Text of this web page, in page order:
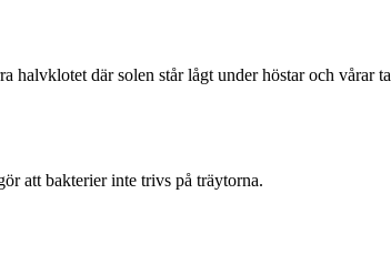
där solen står lågt under höstar och vårar
att bakterier inte trivs på träytorna.